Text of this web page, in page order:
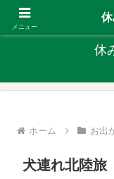
キャンプ、
休
ホーム お出
犬連れ北陸旅
メニュー